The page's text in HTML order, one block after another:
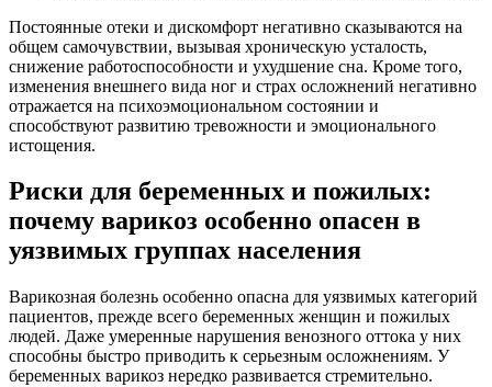
Постоянные отеки и дискомфорт негативно сказываются на
общем самочувствии, вызывая хроническую усталость,
снижение работоспособности и ухудшение сна. Кроме того,
изменения внешнего вида ног и страх осложнений негативно
отражается на психоэмоциональном состоянии и
способствуют развитию тревожности и эмоционального
истощения.
Риски для беременных и пожилых:
почему варикоз особенно опасен в
уязвимых группах населения
Варикозная болезнь особенно опасна для уязвимых категорий
пациентов, прежде всего беременных женщин и пожилых
людей. Даже умеренные нарушения венозного оттока у них
способны быстро приводить к серьезным осложнениям. У
беременных варикоз нередко развивается стремительно.